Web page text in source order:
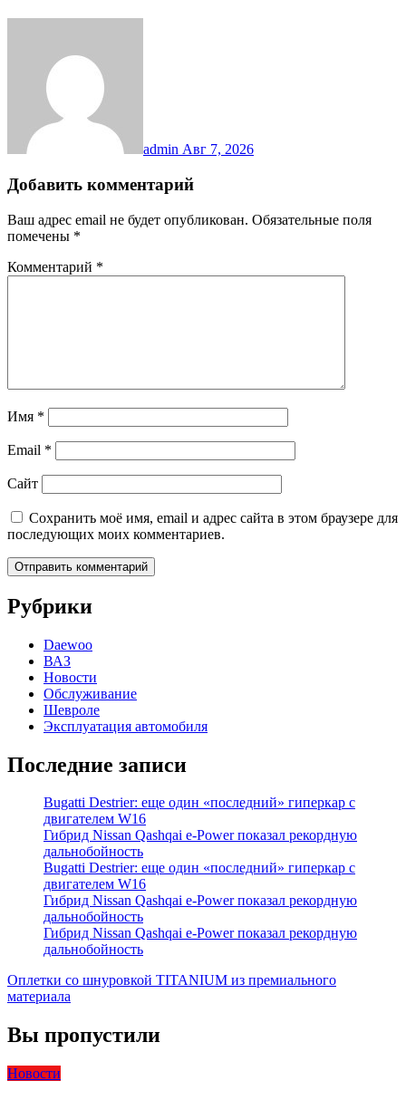
admin Авг 7, 2026
Добавить комментарий
Ваш адрес email не будет опубликован. Обязательные поля
помечены *
Комментарий *
Имя *
Email *
Сайт
Сохранить моё имя, email и адрес сайта в этом браузере для
последующих моих комментариев.
Рубрики
Daewoo
ВАЗ
Новости
Обслуживание
Шевроле
Эксплуатация автомобиля
Последние записи
Bugatti Destrier: еще один «последний» гиперкар с
двигателем W16
Гибрид Nissan Qashqai e-Power показал рекордную
дальнобойность
Bugatti Destrier: еще один «последний» гиперкар с
двигателем W16
Гибрид Nissan Qashqai e-Power показал рекордную
дальнобойность
Гибрид Nissan Qashqai e-Power показал рекордную
дальнобойность
Оплетки со шнуровкой TITANIUM из премиального
материала
Вы пропустили
Новости